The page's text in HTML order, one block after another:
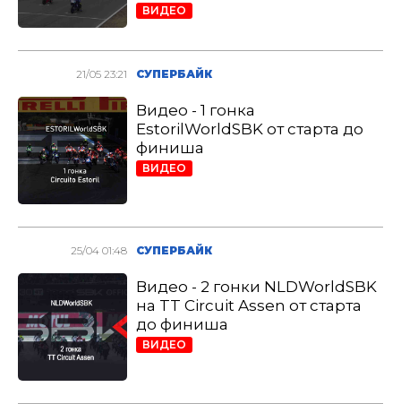
ВИДЕО
21/05 23:21 СУПЕРБАЙК
Видео - 1 гонка
EstorilWorldSBK от старта до
финиша
ВИДЕО
25/04 01:48 СУПЕРБАЙК
Видео - 2 гонки NLDWorldSBK
на TT Circuit Assen от старта
до финиша
ВИДЕО